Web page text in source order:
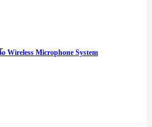
Wireless Microphone System